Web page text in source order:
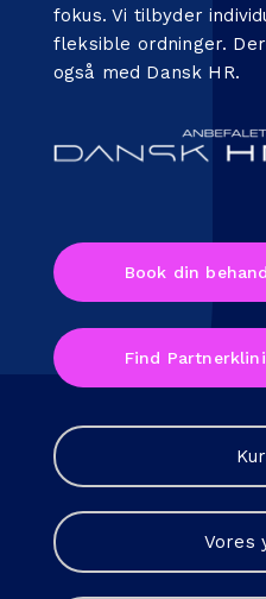
fokus. Vi tilbyder
fleksible ordninger.
også med Dansk HR.
Book din
Find
Vores